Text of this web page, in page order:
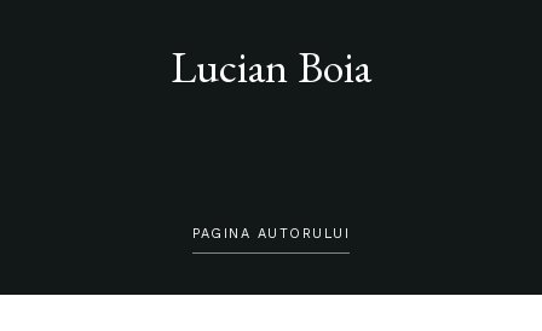
Lucian Boia
PAGINA AUTORULUI